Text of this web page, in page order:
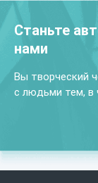
Станьте
нами
Вы творческий
с людьми тем, в